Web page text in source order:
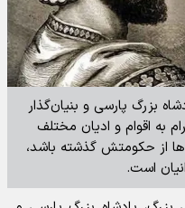
بزرگ پارسی و بنیان‌گذار
به اقوام و ادیان مختلف
از حکومتش گذشته باشد،
است.